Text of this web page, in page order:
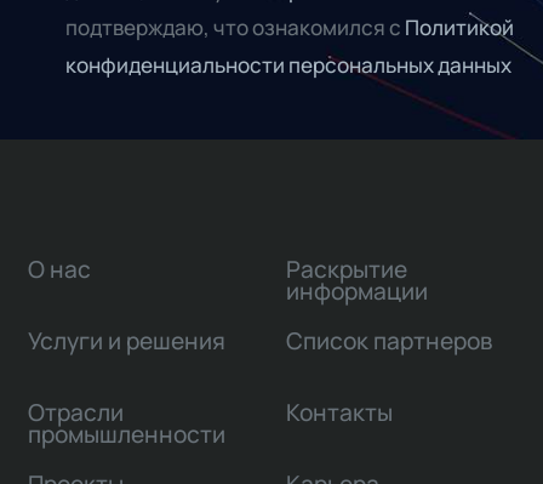
подтверждаю, что ознакомился с Политикой
конфиденциальности персональных данных
О нас
Услуги и решения
Отрасли
промышленности
Раскрытие
информации
Список партнеров
Контакты